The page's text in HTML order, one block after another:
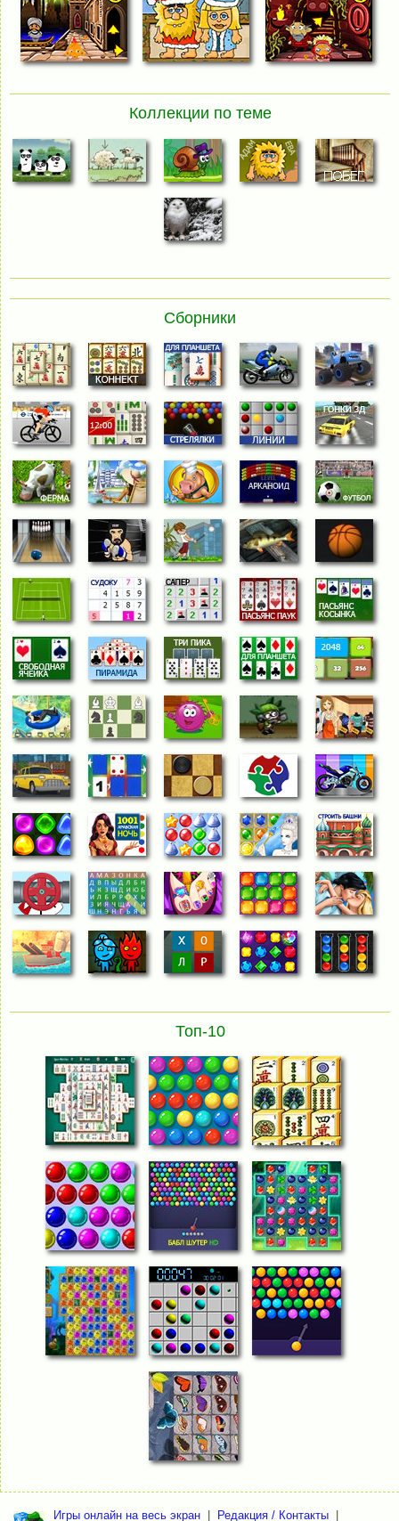
Коллекции по теме
Сборники
Топ-10
Игры онлайн на весь экран Редакция / Контакты